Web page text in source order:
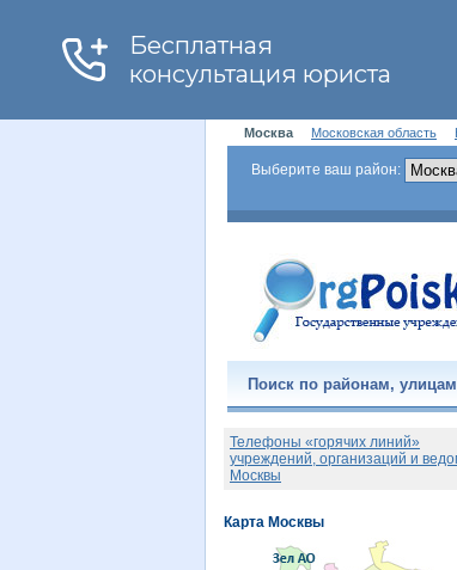
Москва Московская область
Выберите ваш район:
Поиск по районам, улицам
Телефоны «горячих линий»
учреждений, организаций и
Москвы